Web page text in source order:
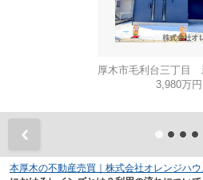
3,980万円
本厚木の不動産売買｜株式会社オレンジハウ